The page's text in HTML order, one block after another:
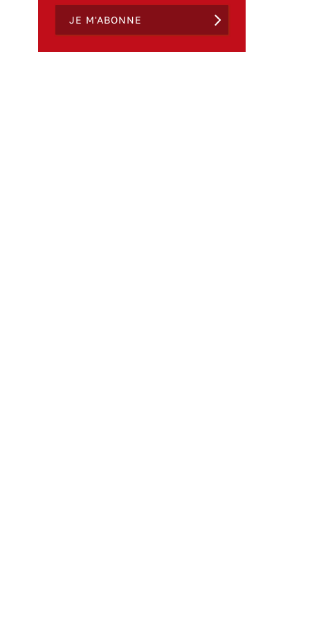
JE M'ABONNE